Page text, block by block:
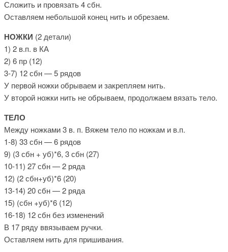
Сложить и провязать 4 сбн.
Оставляем небольшой конец нить и обрезаем.
НОЖКИ (2 детали)
1) 2 в.п. в КА
2) 6 пр (12)
3-7) 12 сбн — 5 рядов
У первой ножки обрываем и закрепляем нить.
У второй ножки нить не обрываем, продолжаем вязать тело.
ТЕЛО
Между ножками 3 в. п. Вяжем тело по ножкам и в.п.
1-8) 33 сбн — 6 рядов
9) (3 сбн + уб)*6, 3 сбн (27)
10-11) 27 сбн — 2 ряда
12) (2 сбн+уб)*6 (20)
13-14) 20 сбн — 2 ряда
15) (сбн +уб)*6 (12)
16-18) 12 сбн без изменений
В 17 ряду ввязываем ручки.
Оставляем нить для пришивания.